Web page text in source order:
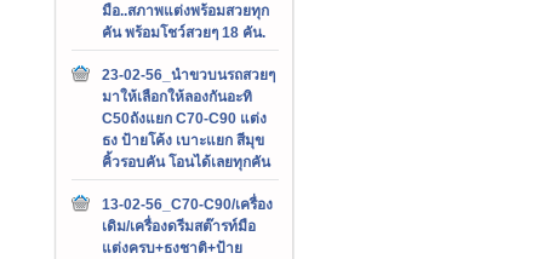
มือ..สภาพแต่งพร้อมสวยทุก
คัน พร้อมโชว์สวยๆ 18 คัน.
23-02-56_นำขวบนรถสวยๆ
มาให้เลือกให้ลองกันอะทิ
C50ถังแยก C70-C90 แต่ง
ธง ป้ายโค้ง เบาะแยก สีมุข
คิ้วรอบคัน โอนได้เลยทุกคัน
13-02-56_C70-C90/เครื่อง
เดิม/เครื่องดรีมสต๊ารท์มือ
แต่งครบ+ธงชาติ+ป้าย